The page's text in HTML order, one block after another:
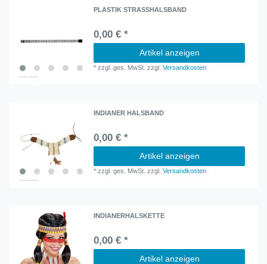
PLASTIK STRASSHALSBAND
0,00 € *
Artikel anzeigen
*zzgl. ges. MwSt. zzgl.Versandkosten
INDIANER HALSBAND
0,00 € *
Artikel anzeigen
*zzgl. ges. MwSt. zzgl.Versandkosten
INDIANERHALSKETTE
0,00 € *
Artikel anzeigen